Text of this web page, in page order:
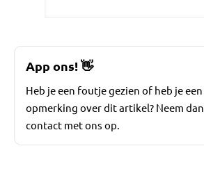
App ons! 👋
Heb je een foutje gezien of heb je een
opmerking over dit artikel? Neem dan
contact met ons op.